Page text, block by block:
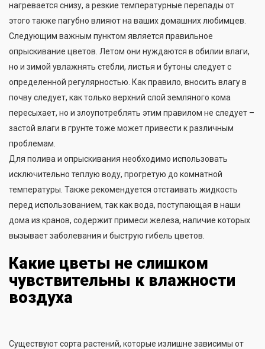
нагревается снизу, а резкие температурные перепады от
этого также пагубно влияют на ваших домашних любимцев.
Следующим важным пунктом является правильное
опрыскивание цветов. Летом они нуждаются в обилии влаги,
но и зимой увлажнять стебли, листья и бутоны следует с
определенной регулярностью. Как правило, вносить влагу в
почву следует, как только верхний слой земляного кома
пересыхает, но и злоупотреблять этим правилом не следует –
застой влаги в грунте тоже может привести к различным
проблемам.
Для полива и опрыскивания необходимо использовать
исключительно теплую воду, прогретую до комнатной
температуры. Также рекомендуется отстаивать жидкость
перед использованием, так как вода, поступающая в наши
дома из кранов, содержит примеси железа, наличие которых
вызывает заболевания и быструю гибель цветов.
Какие цветы не слишком
чувствительны к влажности
воздуха
Существуют сорта растений, которые излишне зависимы от